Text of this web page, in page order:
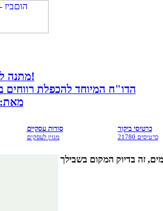
מתנה לבעלי עסקים!
הדו"ח המיוחד להכפלת רווחים
מאת:
סודות עסקיים
מגזין לעסקים
כרטיסי ביקור
21780 כרטיסים